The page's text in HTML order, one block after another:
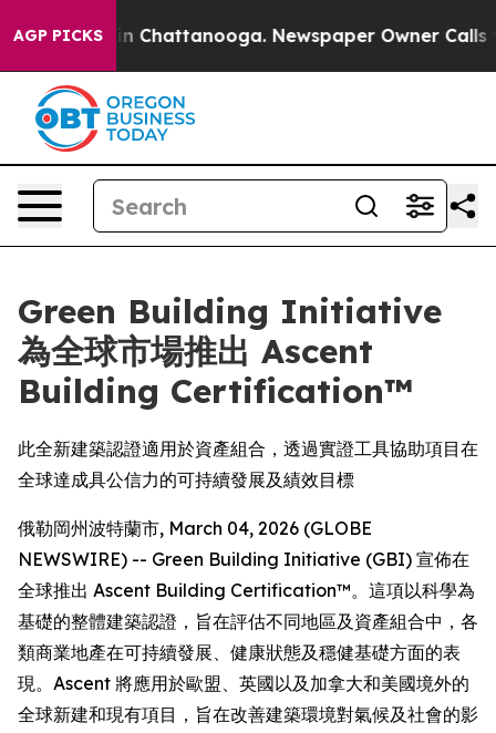
AGP PICKS
Chaos in Chattanooga. Newspaper Owner Calls
Green Building Initiative
為全球市場推出 Ascent
Building Certification™
此全新建築認證適用於資產組合，透過實證工具協助項目在
全球達成具公信力的可持續發展及績效目標
俄勒岡州波特蘭市, March 04, 2026 (GLOBE
NEWSWIRE) -- Green Building Initiative (GBI) 宣佈在
全球推出 Ascent Building Certification™。這項以科學為
基礎的整體建築認證，旨在評估不同地區及資產組合中，各
類商業地產在可持續發展、健康狀態及穩健基礎方面的表
現。Ascent 將應用於歐盟、英國以及加拿大和美國境外的
全球新建和現有項目，旨在改善建築環境對氣候及社會的影